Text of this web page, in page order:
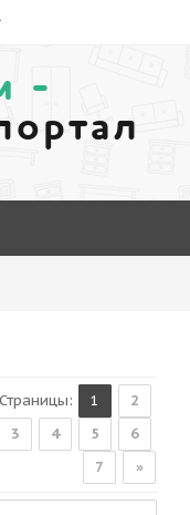
-
Страницы: 1
2
3
4 5
6
7
»